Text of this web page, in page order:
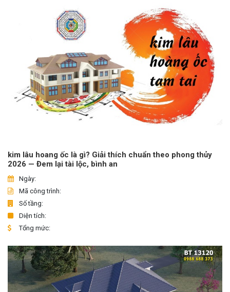
kim lâu hoang ốc là gì? Giải thích chuẩn theo phong thủy
2026 — Đem lại tài lộc, bình an
Ngày:
Mã công trình:
Số tầng:
Diện tích:
Tổng mức: